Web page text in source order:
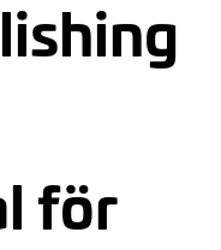
för